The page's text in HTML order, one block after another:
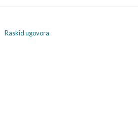
Raskid ugovora